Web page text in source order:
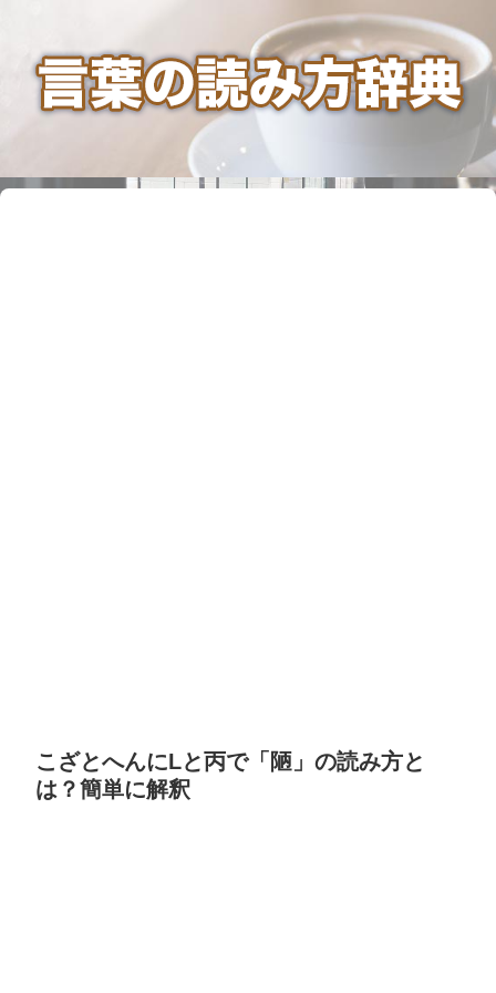
こざとへんにLと丙で「陋」の読み方と
は？簡単に解釈